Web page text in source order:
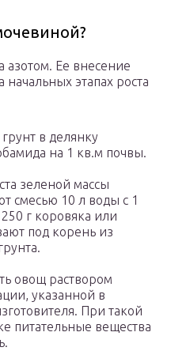
азотом. Ее внесение
этапах роста
в делянку
на 1 кв.м почвы.
зеленой массы
смесью 10 л воды с 1
г коровяка или
под корень из
овощ раствором
указанной в
При такой
питательные вещества